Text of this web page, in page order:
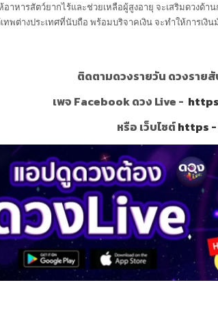
อาหารสัตว์ยากไร้และช่วยเหลือผู้สูงอายุ จะเสริมดวงด้าน
ทพต่างประเทศที่นับถือ พร้อมบริจาคเงิน จะทำให้การเงิน
ติดตามดวงรายวัน ดวงราย
เพจ Facebook ดวง Live -
หรือ เว็บไซต์https -